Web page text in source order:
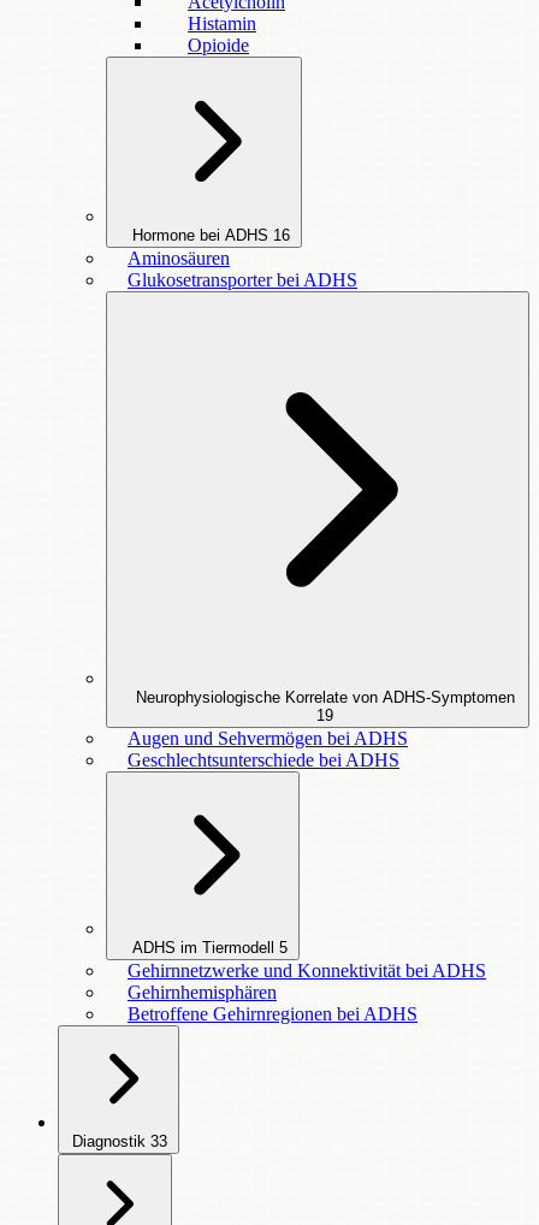
Histamin
Opioide
Hormone bei ADHS 16
Aminosäuren
Glukosetransporter bei ADHS
Neurophysiologische Korrelate von ADHS-Symptomen
19
Augen und Sehvermögen bei ADHS
Geschlechtsunterschiede bei ADHS
ADHS im Tiermodell 5
Gehirnnetzwerke und Konnektivität bei ADHS
Gehirnhemisphären
Betroffene Gehirnregionen bei ADHS
Diagnostik 33